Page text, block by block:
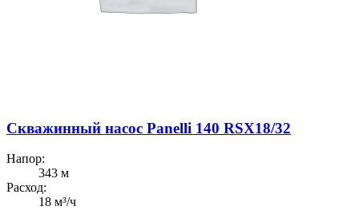
Скважинный насос Panelli 140 RSX18/32
Напор:
343 м
Расход:
18 м³/ч